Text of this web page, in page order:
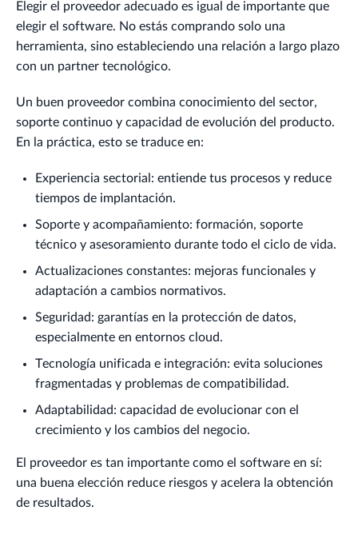
Elegir el proveedor adecuado es igual de importante que
elegir el software. No estás comprando solo una
herramienta, sino estableciendo una relación a largo plazo
con un partner tecnológico.
Un buen proveedor combina conocimiento del sector,
soporte continuo y capacidad de evolución del producto.
En la práctica, esto se traduce en:
Experiencia sectorial: entiende tus procesos y reduce
tiempos de implantación.
Soporte y acompañamiento: formación, soporte
técnico y asesoramiento durante todo el ciclo de vida.
Actualizaciones constantes: mejoras funcionales y
adaptación a cambios normativos.
Seguridad: garantías en la protección de datos,
especialmente en entornos cloud.
Tecnología unificada e integración: evita soluciones
fragmentadas y problemas de compatibilidad.
Adaptabilidad: capacidad de evolucionar con el
crecimiento y los cambios del negocio.
El proveedor es tan importante como el software en sí:
una buena elección reduce riesgos y acelera la obtención
de resultados.